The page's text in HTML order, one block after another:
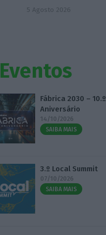
5 Agosto 2026
Eventos
Fábrica 2030 – 10.º
Aniversário
14/10/2026
SAIBA MAIS
3.º Local Summit
07/10/2026
SAIBA MAIS